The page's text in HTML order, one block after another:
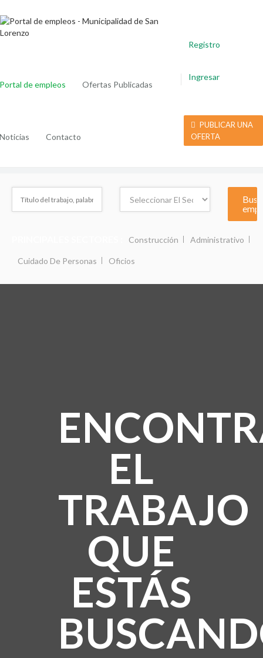
Portal de empleos Ofertas Publicadas
Noticias Contacto
Registro
Ingresar
PUBLICAR UNA
OFERTA
Construcción Administrativo
Cuidado De Personas Oficios
EL
TRABAJO
QUE
ESTÁS